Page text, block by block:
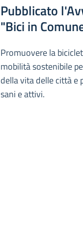
Pubblicato
"Bici in
Promuovere la
mobilità sostenibile
della vita delle città
sani e attivi.